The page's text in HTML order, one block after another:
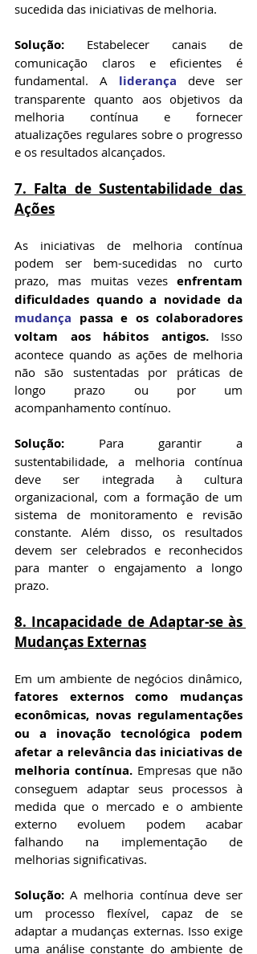
sucedida das iniciativas de melhoria.
Solução: Estabelecer canais de
comunicação claros e eficientes é
fundamental. A liderança deve ser
transparente quanto aos objetivos da
melhoria contínua e fornecer
atualizações regulares sobre o progresso
e os resultados alcançados.
7. Falta de Sustentabilidade das
Ações
As iniciativas de melhoria contínua
podem ser bem-sucedidas no curto
prazo, mas muitas vezes enfrentam
mudança passa e os colaboradores
voltam aos hábitos antigos. Isso
acontece quando as ações de melhoria
não são sustentadas por práticas de
longo prazo ou por um
acompanhamento contínuo.
Solução: Para garantir a
sustentabilidade, a melhoria contínua
deve ser integrada à cultura
organizacional, com a formação de um
sistema de monitoramento e revisão
constante. Além disso, os resultados
devem ser celebrados e reconhecidos
para manter o engajamento a longo
prazo.
8. Incapacidade de Adaptar-se às
Mudanças Externas
fatores externos como mudanças
econômicas, novas regulamentações
ou a inovação tecnológica podem
afetar a relevância das iniciativas de
melhoria contínua. Empresas que não
conseguem adaptar seus processos à
medida que o mercado e o ambiente
externo evoluem podem acabar
falhando na implementação de
melhorias significativas.
Solução: A melhoria contínua deve ser
um processo flexível, capaz de se
adaptar a mudanças externas. Isso exige
uma análise constante do ambiente de